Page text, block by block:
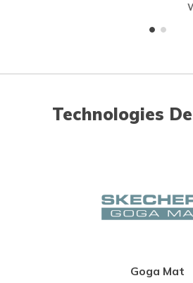
Technologies
Goga Mat